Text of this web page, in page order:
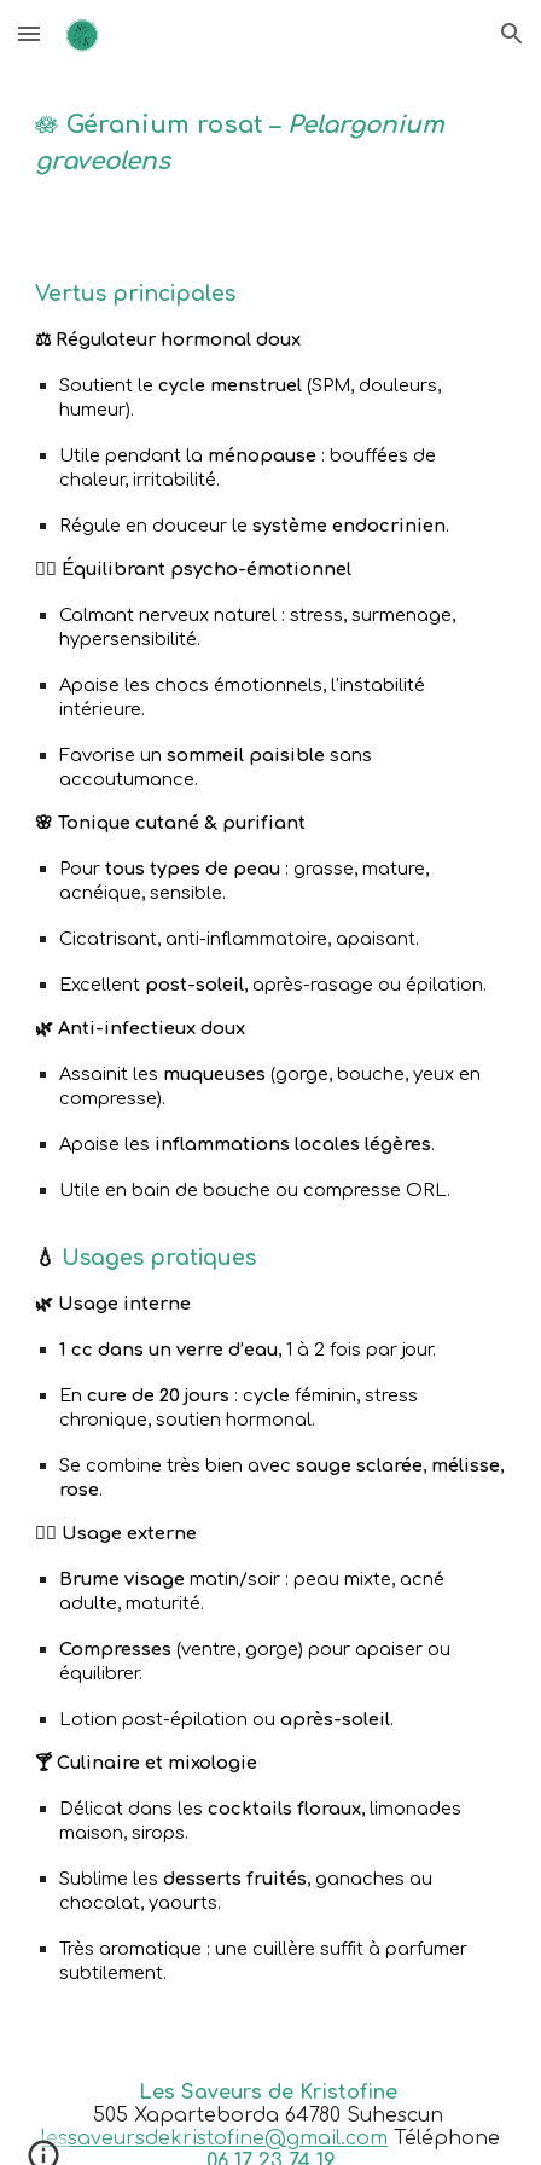
Skip to main content Skip to navigation
🪷 Géranium rosat – Pelargonium
graveolens
Vertus principales
⚖️ Régulateur hormonal doux
Soutient lecycle menstruel (SPM, douleurs,
humeur).
Utile pendant la ménopause : bouffées de
chaleur, irritabilité.
Régule en douceur lesystème endocrinien.
🧘‍♀️ Équilibrant psycho-émotionnel
Calmant nerveux naturel : stress, surmenage,
hypersensibilité.
Apaise les chocs émotionnels, l’instabilité
intérieure.
Favorise unsommeil paisible sans
accoutumance.
🌸 Tonique cutané & purifiant
Pourtous types de peau : grasse, mature,
acnéique, sensible.
Cicatrisant, anti-inflammatoire, apaisant.
Excellent post-soleil, après-rasage ou épilation.
🌿 Anti-infectieux doux
Assainit les muqueuses (gorge, bouche, yeux en
compresse).
Apaise les inflammations locales légères.
Utile en bain de bouche ou compresse ORL.
💧 Usages pratiques
🌿 Usage interne
1 cc dans un verre d’eau, 1 à 2 fois par jour.
Encure de 20 jours : cycle féminin, stress
chronique, soutien hormonal.
Se combine très bien avecsauge sclarée, mélisse,
rose.
💆‍♀️ Usage externe
Brume visage matin/soir : peau mixte, acné
adulte, maturité.
Compresses (ventre, gorge) pour apaiser ou
équilibrer.
Lotion post-épilation ouaprès-soleil.
🍸 Culinaire et mixologie
Délicat dans lescocktails floraux, limonades
maison, sirops.
Sublime lesdesserts fruités, ganaches au
chocolat, yaourts.
Très aromatique : une cuillère suffit à parfumer
subtilement.
Les Saveurs de Kristofine
505 Xaparteborda 64780 Suhescun
lessaveursdekristofine@gmail.com Téléphone